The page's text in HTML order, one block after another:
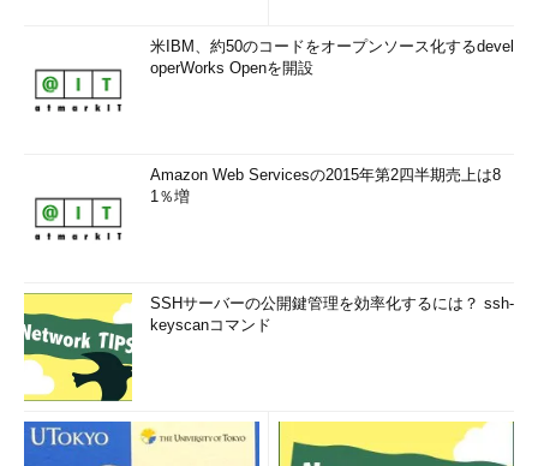
米IBM、約50のコードをオープンソース化するdevel
operWorks Openを開設
Amazon Web Servicesの2015年第2四半期売上は8
1％増
SSHサーバーの公開鍵管理を効率化するには？ ssh-
keyscanコマンド